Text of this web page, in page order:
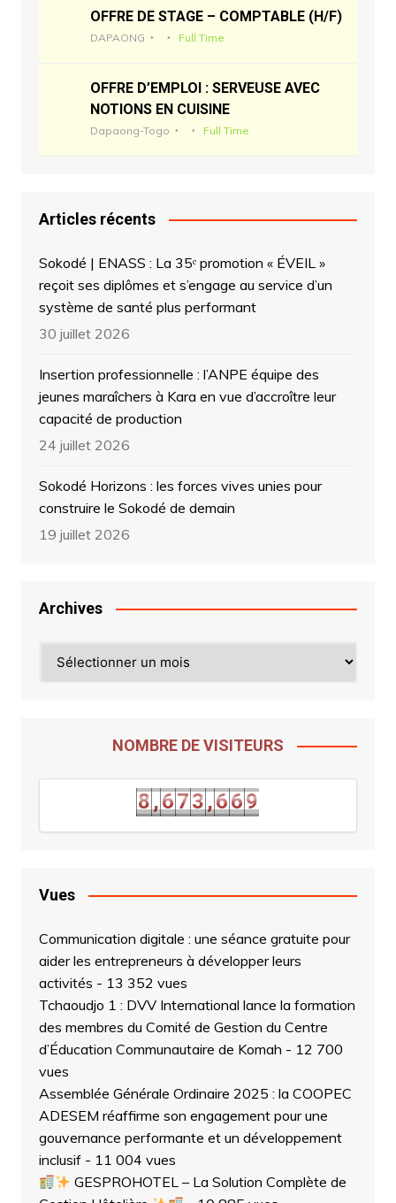
OFFRE DE STAGE – COMPTABLE (H/F)
DAPAONG Full Time
OFFRE D’EMPLOI : SERVEUSE AVEC
NOTIONS EN CUISINE
Dapaong-Togo Full Time
Articles récents
Sokodé | ENASS : La 35ᵉ promotion « ÉVEIL »
reçoit ses diplômes et s’engage au service d’un
système de santé plus performant
30 juillet 2026
Insertion professionnelle : l’ANPE équipe des
jeunes maraîchers à Kara en vue d’accroître leur
capacité de production
24 juillet 2026
Sokodé Horizons : les forces vives unies pour
construire le Sokodé de demain
19 juillet 2026
Archives
NOMBRE DE VISITEURS
8
8
,
,
6
6
7
7
3
3
,
,
6
6
6
6
9
9
Vues
Communication digitale : une séance gratuite pour
aider les entrepreneurs à développer leurs
activités - 13 352 vues
Tchaoudjo 1 : DVV International lance la formation
des membres du Comité de Gestion du Centre
d’Éducation Communautaire de Komah - 12 700
vues
Assemblée Générale Ordinaire 2025 : la COOPEC
ADESEM réaffirme son engagement pour une
gouvernance performante et un développement
inclusif- 11 004 vues
GESPROHOTEL – La Solution Complète de